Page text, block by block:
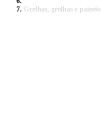
Grelhas, grelhas e painéis